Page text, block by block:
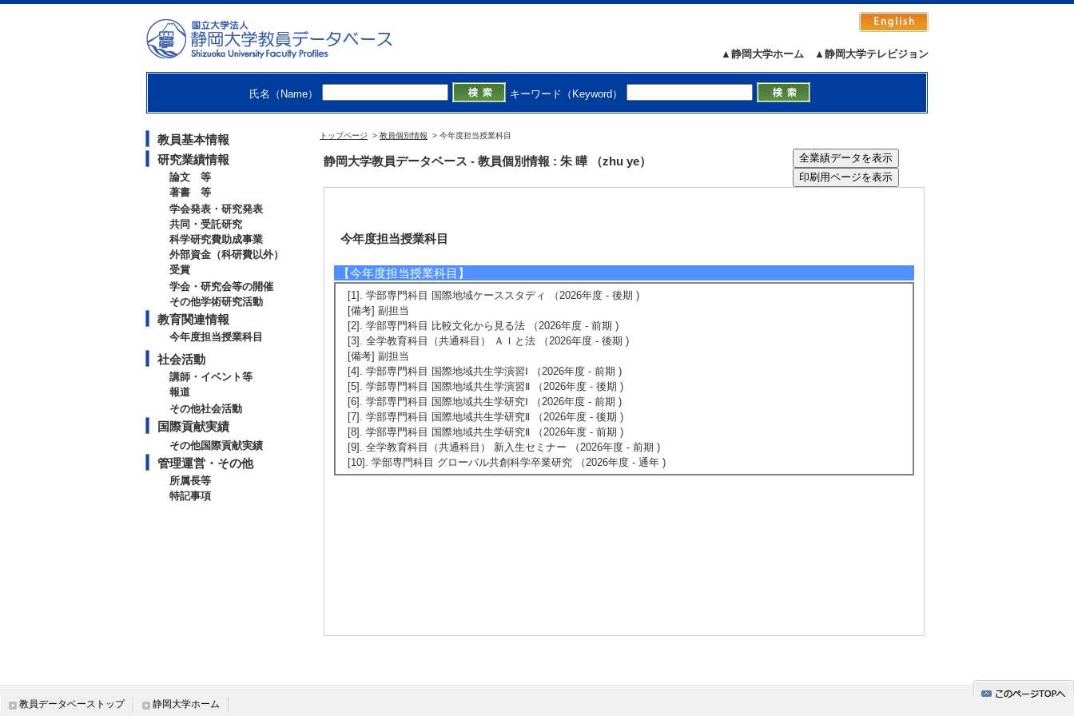
▲静岡大学テレビジョン
▲静岡大学ホーム
氏名（Name） キーワード（Keyword）
教員基本情報
研究業績情報
論文 等
著書 等
学会発表・研究発表
共同・受託研究
科学研究費助成事業
外部資金（科研費以外）
受賞
学会・研究会等の開催
その他学術研究活動
教育関連情報
今年度担当授業科目
社会活動
講師・イベント等
報道
その他社会活動
国際貢献実績
その他国際貢献実績
管理運営・その他
所属長等
特記事項
トップページ > 教員個別情報 > 今年度担当授業科目
静岡大学教員データベース - 教員個別情報 : 朱 曄 （zhu ye）
今年度担当授業科目
【今年度担当授業科目】
[1]. 学部専門科目 国際地域ケーススタディ （2026年度 - 後期 )
[備考] 副担当
[2]. 学部専門科目 比較文化から見る法 （2026年度 - 前期 )
[3]. 全学教育科目（共通科目） ＡＩと法 （2026年度 - 後期 )
[備考] 副担当
[4]. 学部専門科目 国際地域共生学演習Ⅰ （2026年度 - 前期 )
[5]. 学部専門科目 国際地域共生学演習Ⅱ （2026年度 - 後期 )
[6]. 学部専門科目 国際地域共生学研究Ⅰ （2026年度 - 前期 )
[7]. 学部専門科目 国際地域共生学研究Ⅱ （2026年度 - 後期 )
[8]. 学部専門科目 国際地域共生学研究Ⅱ （2026年度 - 前期 )
[9]. 全学教育科目（共通科目） 新入生セミナー （2026年度 - 前期 )
[10]. 学部専門科目 グローバル共創科学卒業研究 （2026年度 - 通年 )
教員データベーストップ 静岡大学ホーム